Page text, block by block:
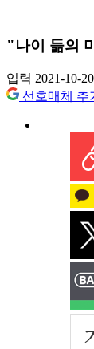
"나이 듦의
입력 2021-10-
선호매체 추